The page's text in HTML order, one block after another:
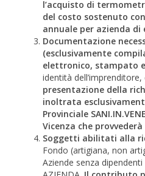
l’acquisto di
del costo sostenuto
annuale per azienda di
Documentazione
(esclusivamente
elettronico, stampato
identità
presentazione della
inoltrata
Provinciale
Vicenza che
Soggetti abilitati alla
Fondo (artigiana, non
Aziende senza